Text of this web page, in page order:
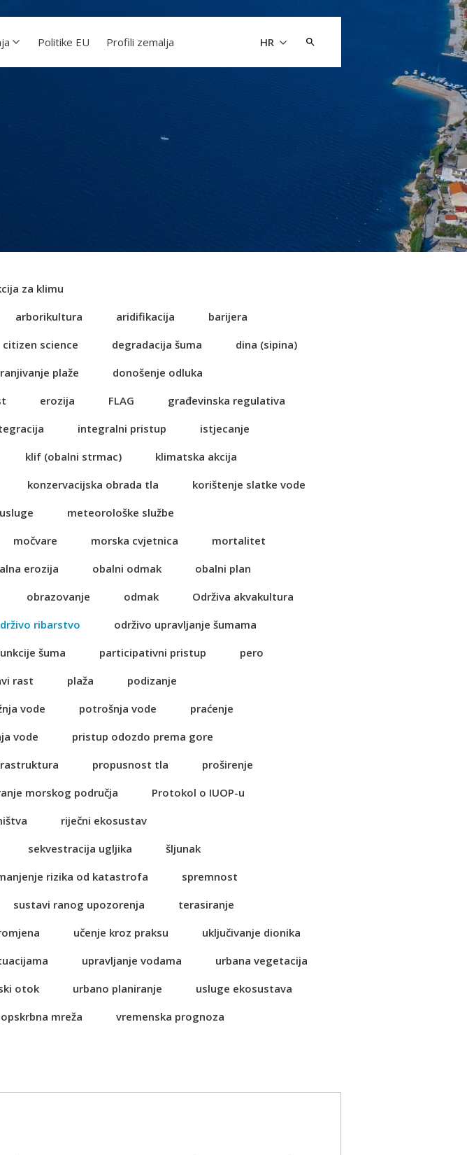
HR
Politike EU Profili zemalja
za klimu
arborikultura aridifikacija
barijera
citizen science degradacija šuma
dina (sipina)
plaže
donošenje odluka
erozija FLAG
građevinska regulativa
integralni pristup
istjecanje
klif (obalni strmac)
klimatska akcija
konzervacijska obrada tla
korištenje slatke vode
meteorološke službe
močvare morska cvjetnica
mortalitet
erozija obalni odmak
obalni plan
obrazovanje odmak
Održiva akvakultura
ribarstvo
održivo upravljanje šumama
šuma participativni pristup
pero
rast plaža
podizanje
vode potrošnja vode
praćenje
vode
pristup odozdo prema gore
propusnost tla
proširenje
morskog područja
Protokol o IUOP-u
riječni ekosustav
sekvestracija ugljika
šljunak
rizika od katastrofa
spremnost
sustavi ranog upozorenja
terasiranje
učenje kroz praksu
uključivanje dionika
upravljanje vodama
urbana vegetacija
otok urbano planiranje
usluge ekosustava
mreža
vremenska prognoza